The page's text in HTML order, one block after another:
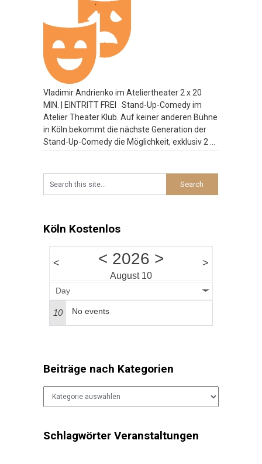
Vladimir Andrienko im Ateliertheater 2 x 20
MIN. | EINTRITT FREI Stand-Up-Comedy im
Atelier Theater Klub. Auf keiner anderen Bühne
in Köln bekommt die nächste Generation der
Stand-Up-Comedy die Möglichkeit, exklusiv 2 x
Köln Kostenlos
< < 2026 >
August 10
>
Day
10 No events
Beiträge nach Kategorien
Schlagwörter Veranstaltungen